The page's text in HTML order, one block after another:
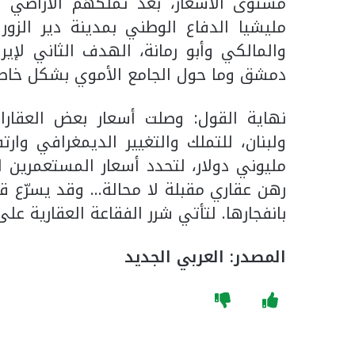
مليشيا الدفاع الوطني بمدينة دير
والمالكي وأبو رمانة، الهدف الثاني
دمشق وما حول الجامع الأموي بشكل
نهاية القول: وصلت أسعار بعض
ولبنان، للتملك والتغيير الديمغرافي
مليوني دولار، لتحدد أسعار
رهن عقاري مقبلة لا محالة… وقد
بانفجارها. لتأتي شرر الفقاعة
المصدر: العربي الجديد